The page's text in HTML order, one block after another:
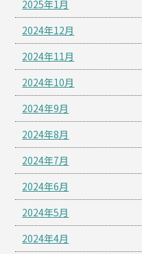
2025年1月
2024年12月
2024年11月
2024年10月
2024年9月
2024年8月
2024年7月
2024年6月
2024年5月
2024年4月